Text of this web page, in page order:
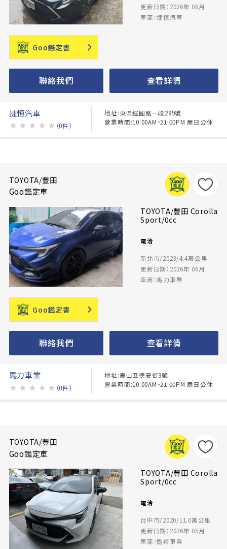
更新日期：2026年 06月
車商：捷恒汽車
Goo鑑定書
聯絡我們 查看詳情
捷恒汽車
★ ★ ★ ★ ★ （0件）
地址:東區經國路一段289號
營業時間:10:00AM~21:00PM 周日公休
TOYOTA/豐田
Goo鑑定車
TOYOTA/豐田 Corolla
Sport/0cc
電洽
新北市/2023/4.4萬公里
更新日期：2026年 06月
車商：馬力車業
Goo鑑定書
聯絡我們 查看詳情
馬力車業
★ ★ ★ ★ ★ （0件）
地址:泰山區德安街3號
營業時間:10:00AM~21:00PM 周日公休
TOYOTA/豐田
Goo鑑定車
TOYOTA/豐田 Corolla
Sport/0cc
電洽
台中市/2020/11.0萬公里
更新日期：2026年 05月
車商：鍇羚車業